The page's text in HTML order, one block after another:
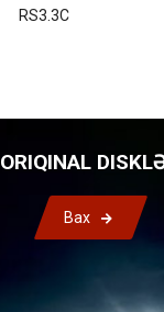
RS3.3C
ORIQINAL
Bax